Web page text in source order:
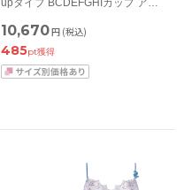
upタイプ BCDEFGHIカップ アン
10,670円 (税込)
485pt獲得